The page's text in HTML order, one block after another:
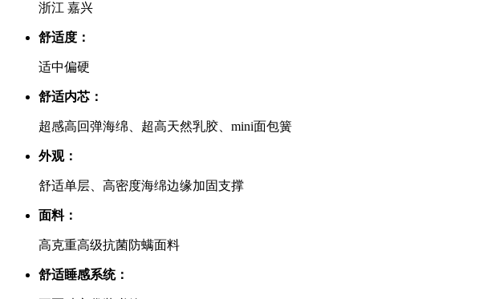
浙江 嘉兴
舒适度：
适中偏硬
舒适内芯：
超感高回弹海绵、超高天然乳胶、mini面包簧
外观：
舒适单层、高密度海绵边缘加固支撑
面料：
高克重高级抗菌防螨面料
舒适睡感系统：